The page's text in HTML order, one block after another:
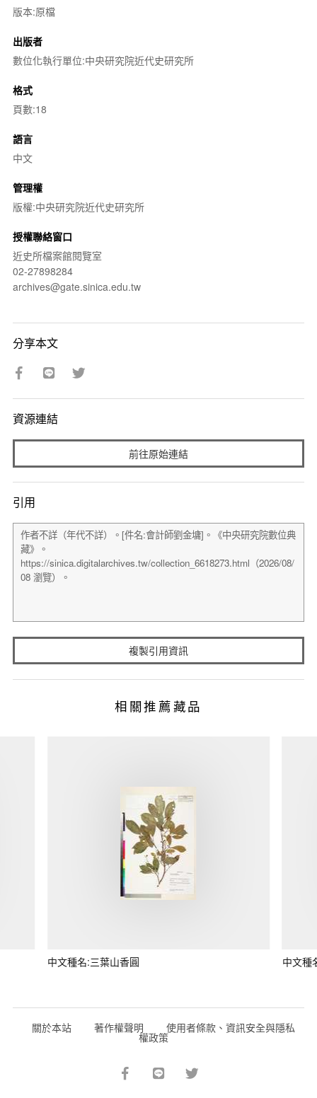
版本:原檔
出版者
數位化執行單位:中央研究院近代史研究所
格式
頁數:18
語言
中文
管理權
版權:中央研究院近代史研究所
授權聯絡窗口
近史所檔案館閱覽室
02-27898284
archives@gate.sinica.edu.tw
分享本文
資源連結
前往原始連結
引用
複製引用資訊
相關推薦藏品
中文種名:三葉山香圓 中文種
關於本站 著作權聲明 使用者條款、資訊安全與隱私
權政策